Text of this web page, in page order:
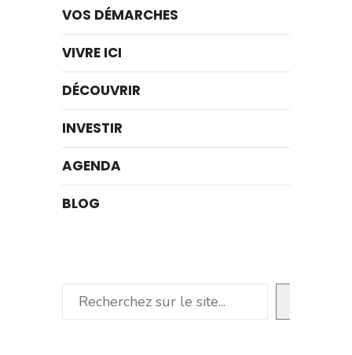
VOS DÉMARCHES
VIVRE ICI
DÉCOUVRIR
INVESTIR
AGENDA
BLOG
Rechercher